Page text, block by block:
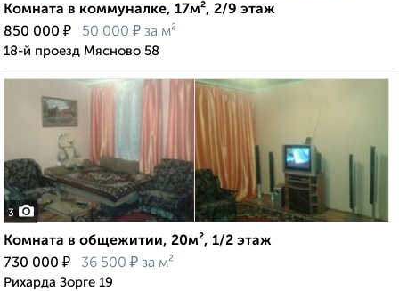
Комната в коммуналке, 17м², 2/9 этаж
850 000 ₽ 50 000 ₽ за м²
18-й проезд Мясново 58
3
Комната в общежитии, 20м², 1/2 этаж
730 000 ₽ 36 500 ₽ за м²
Рихарда Зорге 19